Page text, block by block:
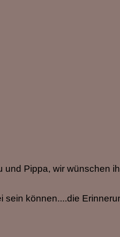
Pippa, wir wünschen
sein können....die